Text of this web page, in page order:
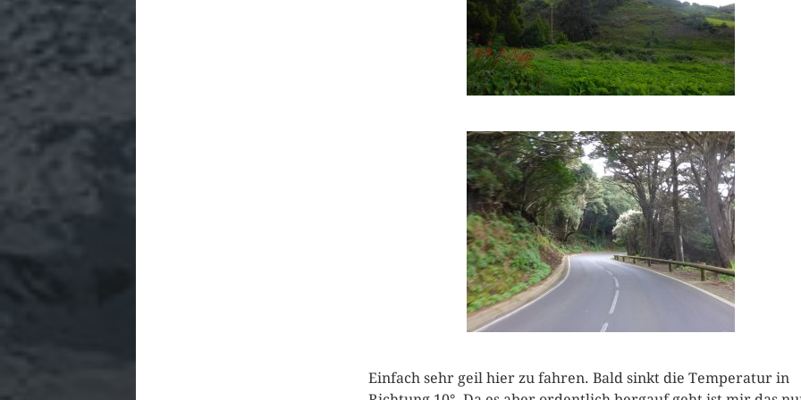
Einfach sehr geil hier zu fahren. Bald sinkt die Temperatur in